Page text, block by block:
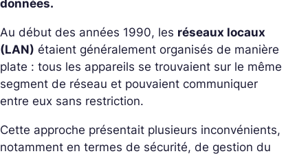
données.
Au début des années 1990, les réseaux locaux
(LAN) étaient généralement organisés de manière
plate : tous les appareils se trouvaient sur le même
segment de réseau et pouvaient communiquer
entre eux sans restriction.
Cette approche présentait plusieurs inconvénients,
notamment en termes de sécurité, de gestion du